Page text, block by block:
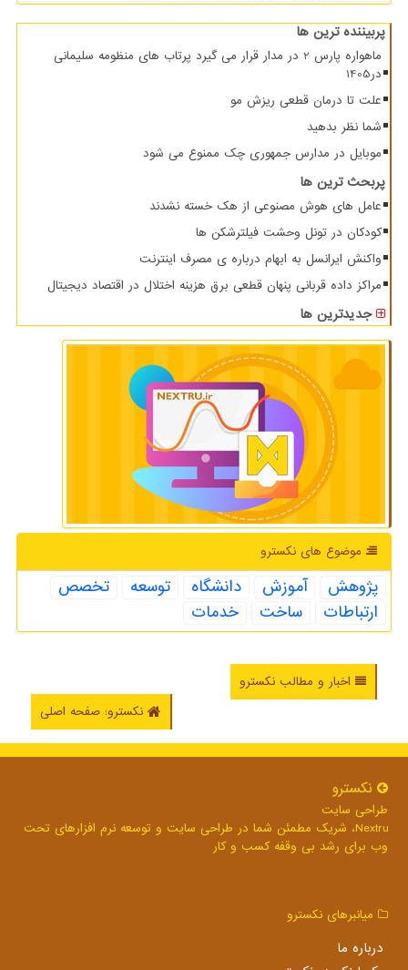
پربیننده ترین ها
ماهواره پارس 2 در مدار قرار می گیرد پرتاب های منظومه سلیمانی
در1405
علت تا درمان قطعی ریزش مو
شما نظر بدهید
موبایل در مدارس جمهوری چک ممنوع می شود
پربحث ترین ها
عامل های هوش مصنوعی از هک خسته نشدند
کودکان در تونل وحشت فیلترشکن ها
واکنش ایرانسل به ابهام درباره ی مصرف اینترنت
مراکز داده قربانی پنهان قطعی برق هزینه اختلال در اقتصاد دیجیتال
جدیدترین ها
موضوع های نكسترو
پژوهش آموزش دانشگاه توسعه
تخصص
ارتباطات
ساخت خدمات
اخبار و مطالب نکسترو
نکسترو: صفحه اصلی
نكسترو
طراحی سایت
Nextru، شریک مطمئن شما در طراحی سایت و توسعه نرم افزارهای تحت
وب برای رشد بی وقفه کسب و کار
میانبرهای نكسترو
درباره ما